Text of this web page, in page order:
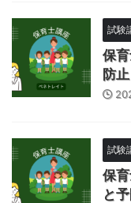
試験
保
防
試験
保
と